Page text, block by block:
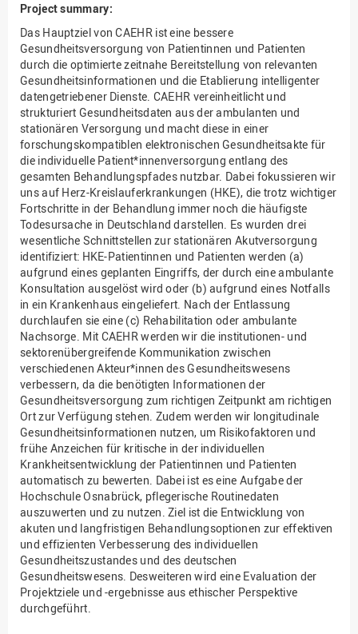
Project summary:
Das Hauptziel von CAEHR ist eine bessere
Gesundheitsversorgung von Patientinnen und Patienten
durch die optimierte zeitnahe Bereitstellung von relevanten
Gesundheitsinformationen und die Etablierung intelligenter
datengetriebener Dienste. CAEHR vereinheitlicht und
strukturiert Gesundheitsdaten aus der ambulanten und
stationären Versorgung und macht diese in einer
forschungskompatiblen elektronischen Gesundheitsakte für
die individuelle Patient*innenversorgung entlang des
gesamten Behandlungspfades nutzbar. Dabei fokussieren wir
uns auf Herz-Kreislauferkrankungen (HKE), die trotz wichtiger
Fortschritte in der Behandlung immer noch die häufigste
Todesursache in Deutschland darstellen. Es wurden drei
wesentliche Schnittstellen zur stationären Akutversorgung
identifiziert: HKE-Patientinnen und Patienten werden (a)
aufgrund eines geplanten Eingriffs, der durch eine ambulante
Konsultation ausgelöst wird oder (b) aufgrund eines Notfalls
in ein Krankenhaus eingeliefert. Nach der Entlassung
durchlaufen sie eine (c) Rehabilitation oder ambulante
Nachsorge. Mit CAEHR werden wir die institutionen- und
sektorenübergreifende Kommunikation zwischen
verschiedenen Akteur*innen des Gesundheitswesens
verbessern, da die benötigten Informationen der
Gesundheitsversorgung zum richtigen Zeitpunkt am richtigen
Ort zur Verfügung stehen. Zudem werden wir longitudinale
Gesundheitsinformationen nutzen, um Risikofaktoren und
frühe Anzeichen für kritische in der individuellen
Krankheitsentwicklung der Patientinnen und Patienten
automatisch zu bewerten. Dabei ist es eine Aufgabe der
Hochschule Osnabrück, pflegerische Routinedaten
auszuwerten und zu nutzen. Ziel ist die Entwicklung von
akuten und langfristigen Behandlungsoptionen zur effektiven
und effizienten Verbesserung des individuellen
Gesundheitszustandes und des deutschen
Gesundheitswesens. Desweiteren wird eine Evaluation der
Projektziele und -ergebnisse aus ethischer Perspektive
durchgeführt.